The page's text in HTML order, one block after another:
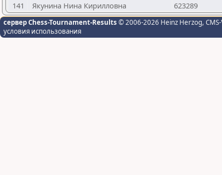
141
Якунина Нина Кирилловна 623289
сервер Chess-Tournament-Results © 2006-2026 Heinz Herzog,
условия использования